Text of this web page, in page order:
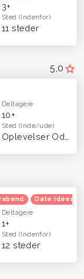
3+
Sted(Indenfor)
11 steder
5,0
Deltagere
10+
Sted(Inde/ude)
Date idéer
Deltagere
1+
Sted(Indenfor)
12 steder